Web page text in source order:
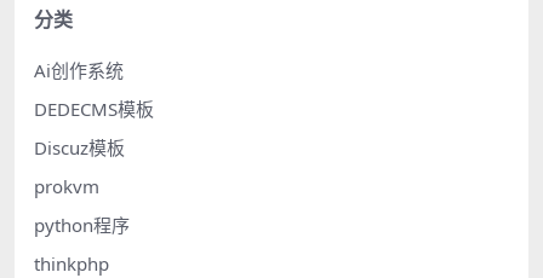
分类
Ai创作系统
DEDECMS模板
Discuz模板
prokvm
python程序
thinkphp